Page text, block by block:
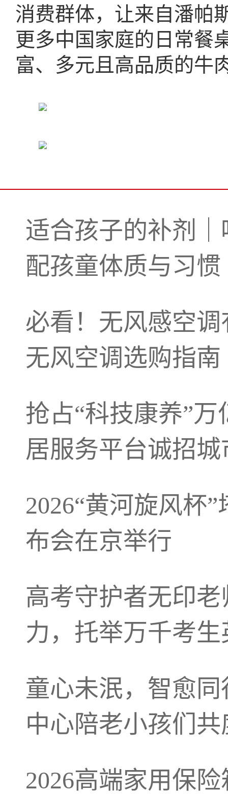
消费群体，让来自潘帕
更多中国家庭的日常餐
富、多元且高品质的牛
适合孩子的补剂
配孩童体质与习惯
必看！无风感空
无风空调选购指南
抢占“科技康养”
居服务平台诚招城
2026“黄河旋风杯
布会在京举行
高考守护者无印
力，托举万千考
童心未泯，智愈
中心陪老小孩们
2026高端家用保